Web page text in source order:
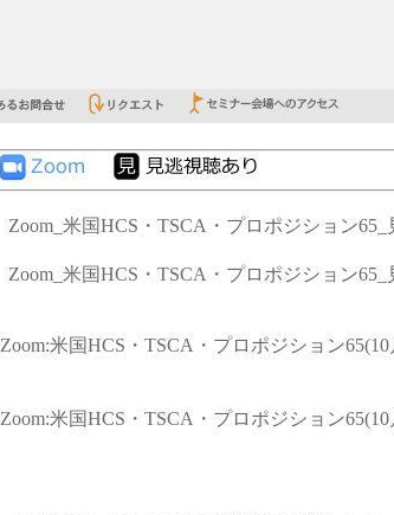
Zoom_米国HCS・TSCA・プロポジション65_
Zoom_米国HCS・TSCA・プロポジション65_
Zoom:米国HCS・TSCA・プロポジション
Zoom:米国HCS・TSCA・プロポジション